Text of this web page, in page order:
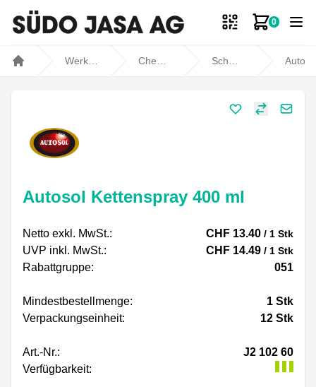
0
Zum
Autosol Kettenspray 400 ml
Netto exkl. MwSt.: CHF 13.40 / 1 Stk
UVP inkl. MwSt.: CHF 14.49 / 1 Stk
Rabattgruppe: 051
Mindestbestellmenge: 1 Stk
Verpackungseinheit:
12 Stk
Art.-Nr.:
J2 102 60
Verfügbarkeit: